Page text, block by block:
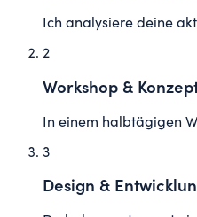
Ich analysiere deine
2
Workshop &
In einem halbtägigen
3
Design &